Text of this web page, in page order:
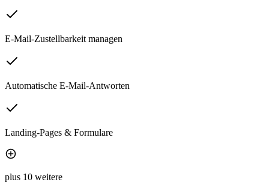
E-Mail-Zustellbarkeit managen
Automatische E-Mail-Antworten
Landing-Pages & Formulare
plus 10 weitere